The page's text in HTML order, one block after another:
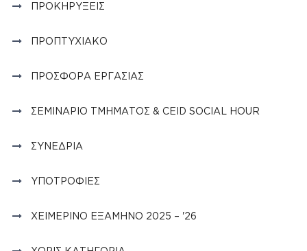
ΠΡΟΚΗΡΎΞΕΙΣ
ΠΡΟΠΤΥΧΙΑΚΌ
ΠΡΟΣΦΟΡΆ ΕΡΓΑΣΊΑΣ
ΣΕΜΙΝΆΡΙΟ ΤΜΉΜΑΤΟΣ & CEID SOCIAL HOUR
ΣΥΝΈΔΡΙΑ
ΥΠΟΤΡΟΦΊΕΣ
ΧΕΙΜΕΡΙΝΌ ΕΞΆΜΗΝΟ 2025 – '26